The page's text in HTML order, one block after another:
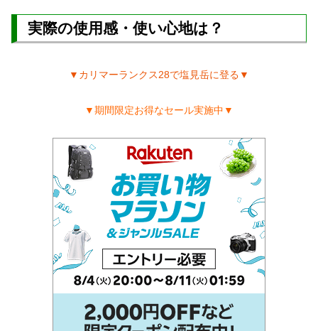
実際の使用感・使い心地は？
▼カリマーランクス28で塩見岳に登る▼
▼期間限定お得なセール実施中▼